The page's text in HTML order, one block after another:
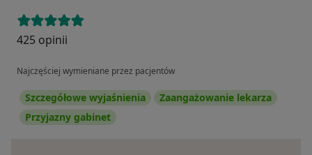
425 opinii
Najczęściej wymieniane przez pacjentów
Szczegółowe wyjaśnienia
Zaangażowanie lekarza
Przyjazny gabinet